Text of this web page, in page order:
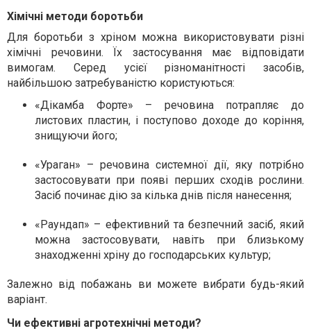
Хімічні методи боротьби
Для боротьби з хріном можна використовувати різні
хімічні речовини. Їх застосування має відповідати
вимогам. Серед усієї різноманітності засобів,
найбільшою затребуваністю користуються:
«Дікамба Форте» – речовина потрапляє до
листових пластин, і поступово доходе до коріння,
знищуючи його;
«Ураган» – речовина системної дії, яку потрібно
застосовувати при появі перших сходів рослини.
Засіб починає дію за кілька днів після нанесення;
«Раундап» – ефективний та безпечний засіб, який
можна застосовувати, навіть при близькому
знаходженні хріну до господарських культур;
Залежно від побажань ви можете вибрати будь-який
варіант.
Чи ефективні агротехнічні методи?